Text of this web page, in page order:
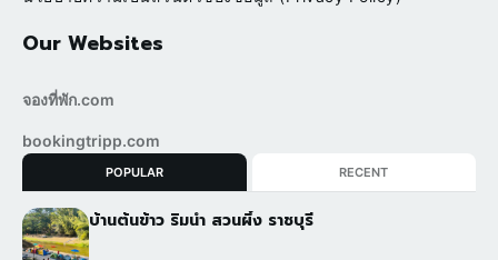
Our Websites
จองที่พัก.com
bookingtripp.com
POPULAR RECENT
บ้านต้นข้าว ริมน้ำ สวนผึ้ง ราชบุรี